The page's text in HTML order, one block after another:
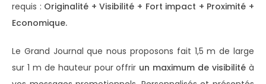
requis : Originalité + Visibilité + Fort impact + Proximité +
Economique.
Le Grand Journal que nous proposons fait 1,5 m de large
sur 1 m de hauteur pour offrir un maximum de visibilité à